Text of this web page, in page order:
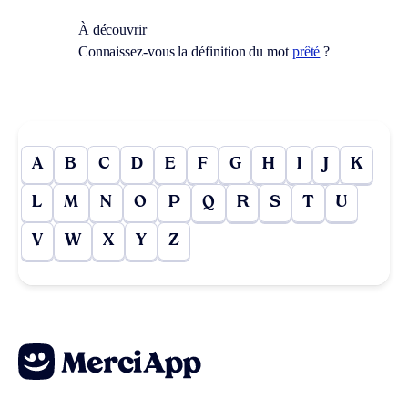
À découvrir
Connaissez-vous la définition du mot prêté ?
A B C D E F G H I J K
L M N O P Q R S T U
V W X Y Z